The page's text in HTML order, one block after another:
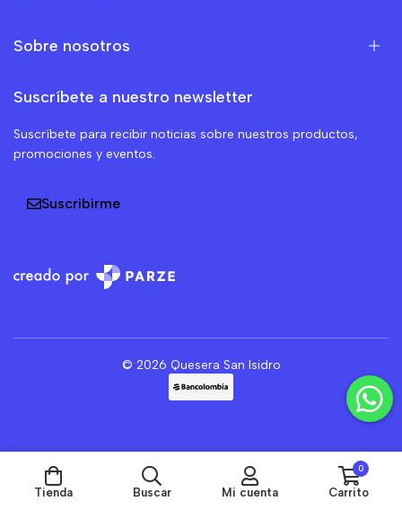
Sobre nosotros
Suscríbete a nuestro newsletter
Suscríbete para recibir noticias sobre nuestros productos,
promociones y eventos.
Suscribirme
© 2026 Quesera San Isidro
Tienda Buscar Mi cuenta
0
Carrito